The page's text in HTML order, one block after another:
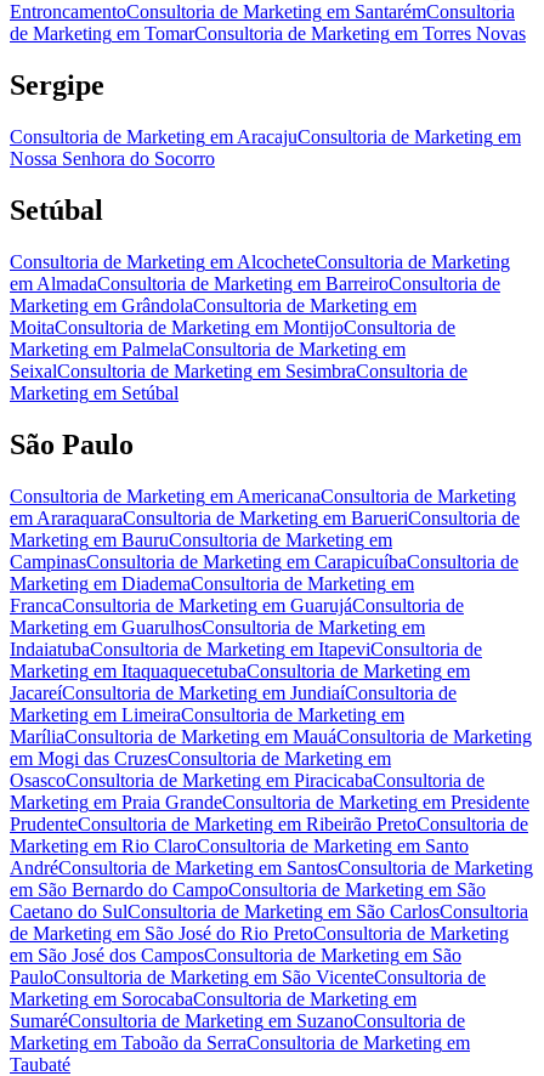
EntroncamentoConsultoria de Marketing em SantarémConsultoria
de Marketing em TomarConsultoria de Marketing em Torres Novas
Sergipe
Consultoria de Marketing em AracajuConsultoria de Marketing em
Nossa Senhora do Socorro
Setúbal
Consultoria de Marketing em AlcocheteConsultoria de Marketing
em AlmadaConsultoria de Marketing em BarreiroConsultoria de
Marketing em GrândolaConsultoria de Marketing em
MoitaConsultoria de Marketing em MontijoConsultoria de
Marketing em PalmelaConsultoria de Marketing em
SeixalConsultoria de Marketing em SesimbraConsultoria de
Marketing em Setúbal
São Paulo
Consultoria de Marketing em AmericanaConsultoria de Marketing
em AraraquaraConsultoria de Marketing em BarueriConsultoria de
Marketing em BauruConsultoria de Marketing em
CampinasConsultoria de Marketing em CarapicuíbaConsultoria de
Marketing em DiademaConsultoria de Marketing em
FrancaConsultoria de Marketing em GuarujáConsultoria de
Marketing em GuarulhosConsultoria de Marketing em
IndaiatubaConsultoria de Marketing em ItapeviConsultoria de
Marketing em ItaquaquecetubaConsultoria de Marketing em
JacareíConsultoria de Marketing em JundiaíConsultoria de
Marketing em LimeiraConsultoria de Marketing em
MaríliaConsultoria de Marketing em MauáConsultoria de Marketing
em Mogi das CruzesConsultoria de Marketing em
OsascoConsultoria de Marketing em PiracicabaConsultoria de
Marketing em Praia GrandeConsultoria de Marketing em Presidente
PrudenteConsultoria de Marketing em Ribeirão PretoConsultoria de
Marketing em Rio ClaroConsultoria de Marketing em Santo
AndréConsultoria de Marketing em SantosConsultoria de Marketing
em São Bernardo do CampoConsultoria de Marketing em São
Caetano do SulConsultoria de Marketing em São CarlosConsultoria
de Marketing em São José do Rio PretoConsultoria de Marketing
em São José dos CamposConsultoria de Marketing em São
PauloConsultoria de Marketing em São VicenteConsultoria de
Marketing em SorocabaConsultoria de Marketing em
SumaréConsultoria de Marketing em SuzanoConsultoria de
Marketing em Taboão da SerraConsultoria de Marketing em
Taubaté